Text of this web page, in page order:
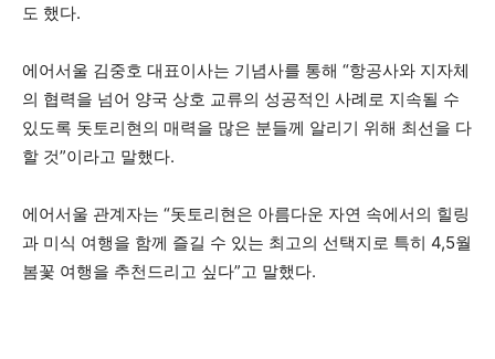
도 했다.
에어서울 김중호 대표이사는 기념사를 통해 “항공사와 지자체
의 협력을 넘어 양국 상호 교류의 성공적인 사례로 지속될 수
있도록 돗토리현의 매력을 많은 분들께 알리기 위해 최선을 다
할 것”이라고 말했다.
에어서울 관계자는 “돗토리현은 아름다운 자연 속에서의 힐링
과 미식 여행을 함께 즐길 수 있는 최고의 선택지로 특히 4,5월
봄꽃 여행을 추천드리고 싶다”고 말했다.